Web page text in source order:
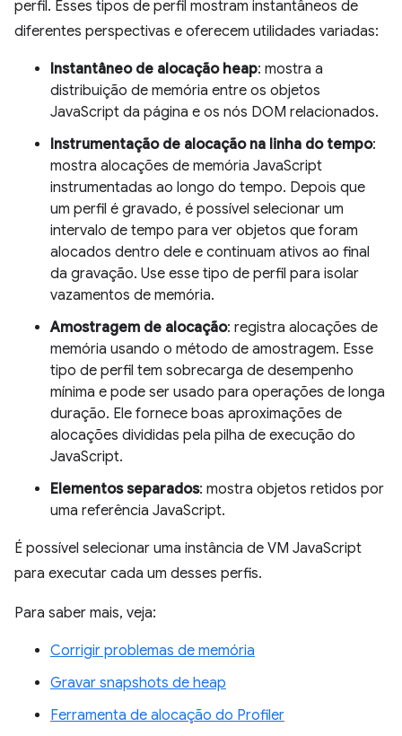
perfil. Esses tipos de perfil mostram instantâneos de
diferentes perspectivas e oferecem utilidades variadas:
Instantâneo de alocação heap: mostra a
distribuição de memória entre os objetos
JavaScript da página e os nós DOM relacionados.
Instrumentação de alocação na linha do tempo:
mostra alocações de memória JavaScript
instrumentadas ao longo do tempo. Depois que
um perfil é gravado, é possível selecionar um
intervalo de tempo para ver objetos que foram
alocados dentro dele e continuam ativos ao final
da gravação. Use esse tipo de perfil para isolar
vazamentos de memória.
Amostragem de alocação: registra alocações de
memória usando o método de amostragem. Esse
tipo de perfil tem sobrecarga de desempenho
mínima e pode ser usado para operações de longa
duração. Ele fornece boas aproximações de
alocações divididas pela pilha de execução do
JavaScript.
Elementos separados: mostra objetos retidos por
uma referência JavaScript.
É possível selecionar uma instância de VM JavaScript
para executar cada um desses perfis.
Para saber mais, veja:
Corrigir problemas de memória
Gravar snapshots de heap
Ferramenta de alocação do Profiler